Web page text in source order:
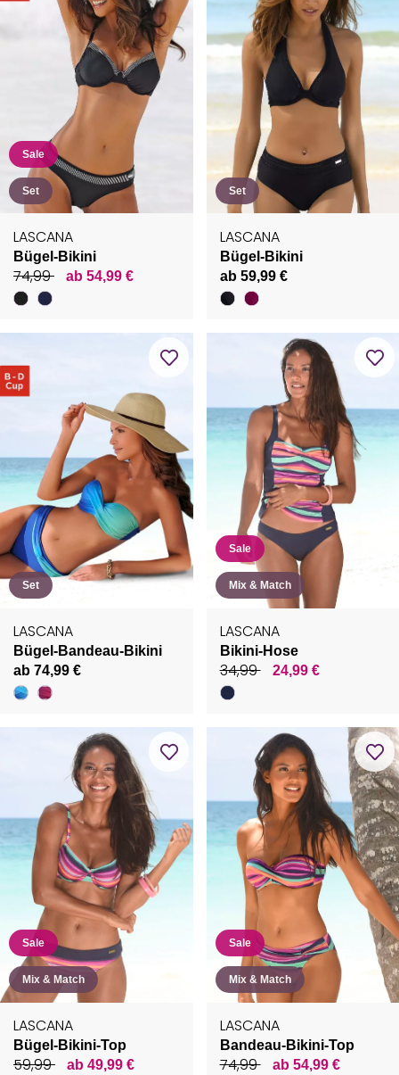
Sale
Set
LASCANA
Bügel-Bikini
74,99 ab 54,99 €
Set
LASCANA
Bügel-Bikini
ab 59,99 €
Set
LASCANA
Bügel-Bandeau-Bikini
ab 74,99 €
Sale
Mix & Match
LASCANA
Bikini-Hose
34,99 24,99 €
Sale
Mix & Match
LASCANA
Bügel-Bikini-Top
59,99 ab 49,99 €
Sale
Mix & Match
LASCANA
Bandeau-Bikini-Top
74,99 ab 54,99 €